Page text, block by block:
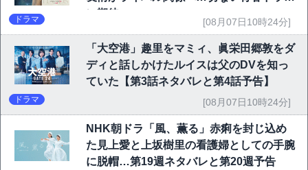
に期待
ドラマ [08月07日10時24分]
「大空港」趣里をマミィ、眞栄田郷敦をダ
ディと話しかけたルイスは父のDVを知っ
ていた【第3話ネタバレと第4話予告】
ドラマ [08月07日10時24分]
NHK朝ドラ「風、薫る」赤痢を封じ込め
た見上愛と上坂樹里の看護婦としての手腕
に脱帽…第19週ネタバレと第20週予告